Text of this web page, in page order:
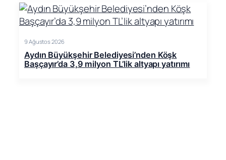
9 Ağustos 2026
Aydın Büyükşehir Belediyesi’nden Köşk
Başçayır’da 3,9 milyon TL’lik altyapı yatırımı